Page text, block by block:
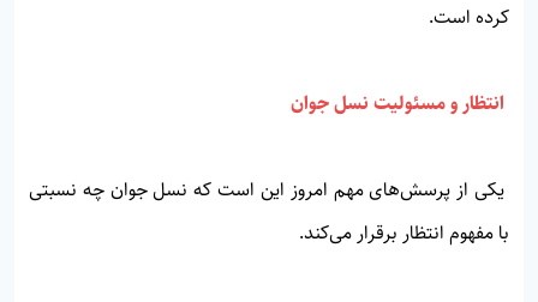
کرده است.
انتظار و مسئولیت نسل جوان
یکی از پرسش‌های مهم امروز این است که نسل جوان چه نسبتی
با مفهوم انتظار برقرار می‌کند.